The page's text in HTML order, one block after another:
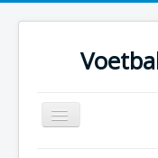
Toggle
Navigation